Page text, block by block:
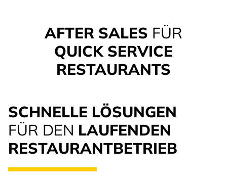
AFTER SALES FÜR
QUICK SERVICE
RESTAURANTS
SCHNELLE LÖSUNGEN
FÜR DEN LAUFENDEN
RESTAURANTBETRIEB